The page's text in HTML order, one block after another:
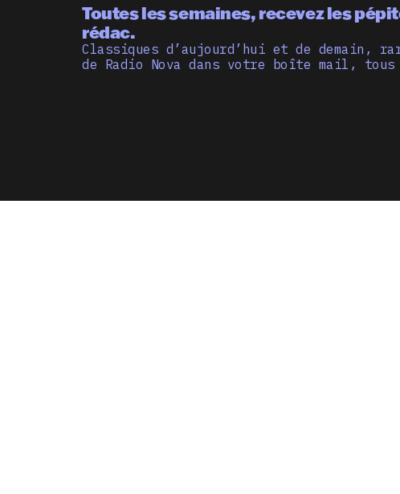
Toutes les semaines, recevez les
rédac.
Classiques d’aujourd’hui et de demain,
de Radio Nova dans votre boîte mail,